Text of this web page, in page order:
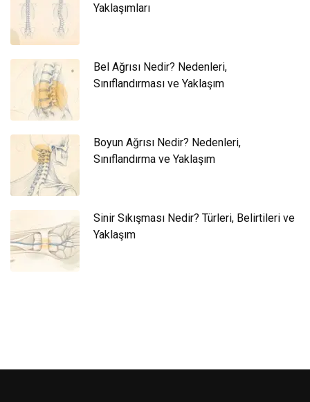
Yaklaşımları
Bel Ağrısı Nedir? Nedenleri,
Sınıflandırması ve Yaklaşım
Boyun Ağrısı Nedir? Nedenleri,
Sınıflandırma ve Yaklaşım
Sinir Sıkışması Nedir? Türleri, Belirtileri ve
Yaklaşım